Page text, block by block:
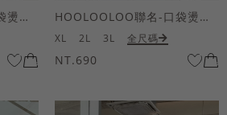
HOOLOOLOO聯名-口袋燙金KUKU熊短袖上衣 HOOLOOLOO聯名-口袋燙金KUKU熊短袖上衣
XL 2L 3L 全尺碼
NT.690